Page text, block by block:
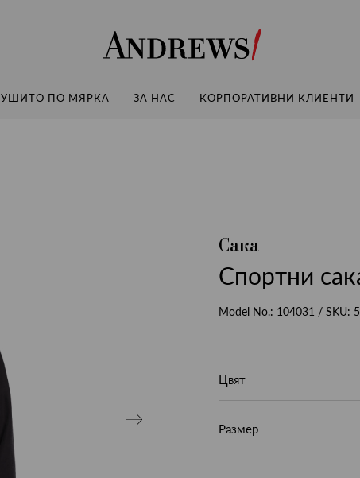
Andrews
УШИТО ПО МЯРКА ЗА НАС КОРПОРАТИВНИ КЛИЕНТИ
Сака
Спортни
Model No.: 104031 / SKU:
Цвят
Размер